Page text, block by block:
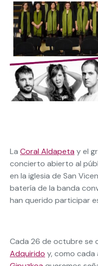
La Coral Aldapeta y el
concierto abierto al
en la iglesia de San
batería de la banda
han querido participar
Cada 26 de octubre se
Adquirido y, como cada